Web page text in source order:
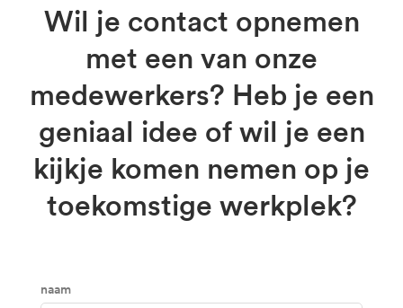
Wil je contact opnemen
met een van onze
medewerkers? Heb je een
geniaal idee of wil je een
kijkje komen nemen op je
toekomstige werkplek?
Naam